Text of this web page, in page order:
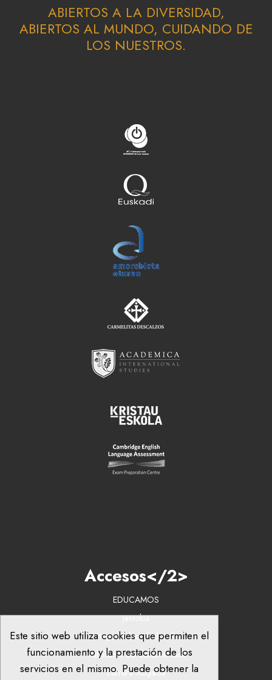
ABIERTOS A LA DIVERSIDAD,
ABIERTOS AL MUNDO, CUIDANDO DE
LOS NUESTROS.
Accesos</2>
EDUCAMOS
Jantokia
Argazkiak eta bideoak
Publikazio eta dokumentuak
Sarrera mugatua
Este sitio web utiliza cookies que permiten el
funcionamiento y la prestación de los
servicios en el mismo. Puede obtener la